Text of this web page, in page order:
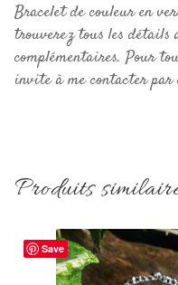
Bracelet de couleur en
trouverez tous les détails
complémentaires. Pour
invite à me contacter par
Produits
Save